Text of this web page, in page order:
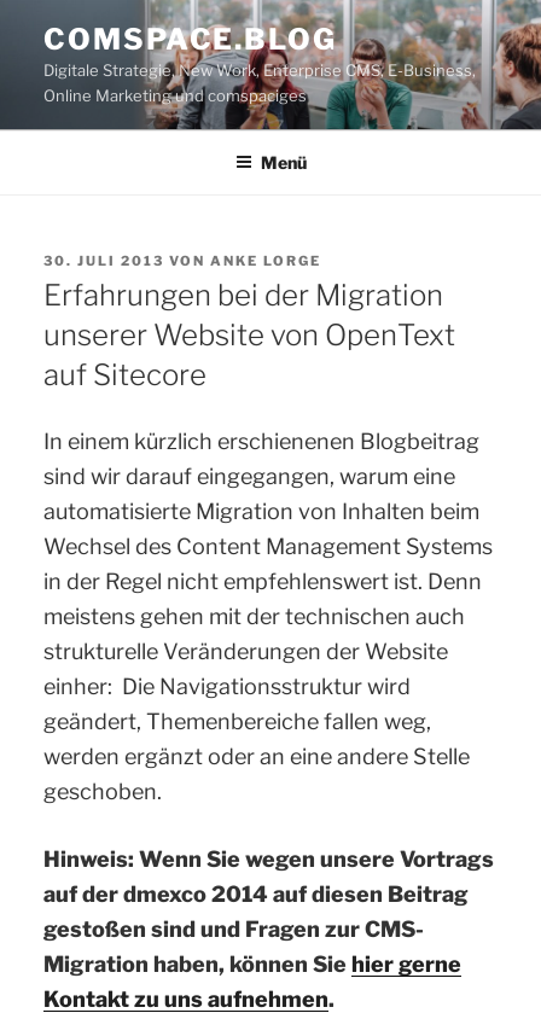
Inhalt
springen
COMSPACE.BLOG
Digitale Strategie, New Work, Enterprise CMS, E-Business,
Online Marketing und comspaciges
Menü
VERÖFFENTLICHT
AM
30. JULI 2013 VON ANKE LORGE
Erfahrungen bei der Migration
unserer Website von OpenText
auf Sitecore
In einem kürzlich erschienenen Blogbeitrag
sind wir darauf eingegangen, warum eine
automatisierte Migration von Inhalten beim
Wechsel des Content Management Systems
in der Regel nicht empfehlenswert ist. Denn
meistens gehen mit der technischen auch
strukturelle Veränderungen der Website
einher: Die Navigationsstruktur wird
geändert, Themenbereiche fallen weg,
werden ergänzt oder an eine andere Stelle
geschoben.
Hinweis: Wenn Sie wegen unsere Vortrags
auf der dmexco 2014 auf diesen Beitrag
gestoßen sind und Fragen zur CMS-
Migration haben, können Sie hier gerne
Kontakt zu uns aufnehmen.